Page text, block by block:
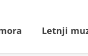
Letnji